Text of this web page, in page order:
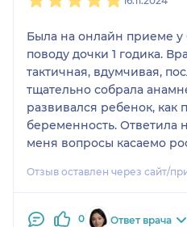
Была на онлайн приеме
поводу дочки 1 годика.
тактичная, вдумчивая,
тщательно собрала
развивался ребенок, как
беременность. Ответила
меня вопросы касаемо
Эмпатичная,
рекомендовать своим
Отзыв оставлен через сайт/
0 Ответ врача